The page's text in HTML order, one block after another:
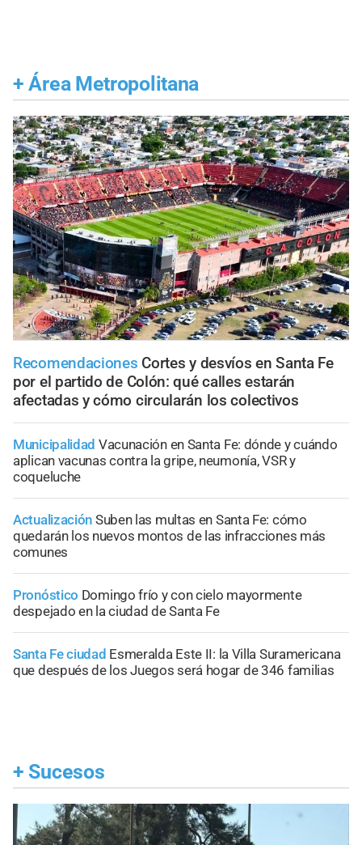
+ Área Metropolitana
Recomendaciones Cortes y desvíos en Santa Fe
por el partido de Colón: qué calles estarán
afectadas y cómo circularán los colectivos
Municipalidad Vacunación en Santa Fe: dónde y cuándo
aplican vacunas contra la gripe, neumonía, VSR y
coqueluche
Actualización Suben las multas en Santa Fe: cómo
quedarán los nuevos montos de las infracciones más
comunes
Pronóstico Domingo frío y con cielo mayormente
despejado en la ciudad de Santa Fe
Santa Fe ciudad Esmeralda Este II: la Villa Suramericana
que después de los Juegos será hogar de 346 familias
+ Sucesos